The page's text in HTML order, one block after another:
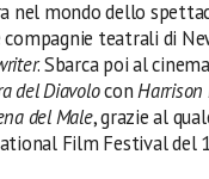
nel mondo dello
compagnie teatrali di
. Sbarca poi al
del DiavoloconHarrison
del Male, grazie al
Film Festival del